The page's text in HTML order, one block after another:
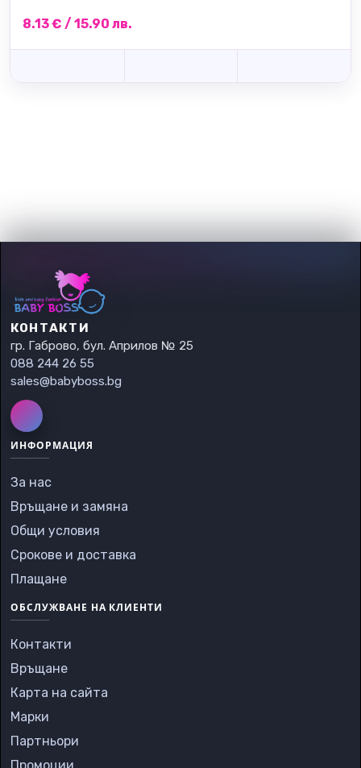
8.13 € / 15.90 лв.
КОНТАКТИ
гр. Габрово, бул. Априлов № 25
088 244 26 55
sales@babyboss.bg
ИНФОРМАЦИЯ
За нас
Връщане и замяна
Общи условия
Срокове и доставка
Плащане
ОБСЛУЖВАНЕ НА КЛИЕНТИ
Контакти
Връщане
Карта на сайта
Марки
Партньори